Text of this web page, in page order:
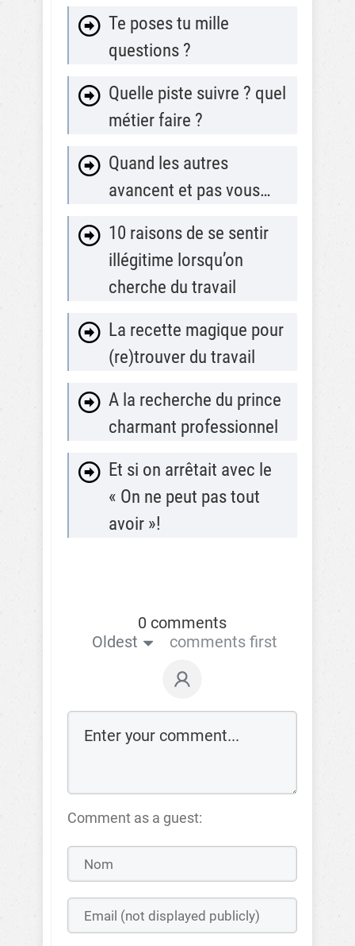
Te poses tu mille
questions ?
Quelle piste suivre ? quel
métier faire ?
Quand les autres
avancent et pas vous…
10 raisons de se sentir
illégitime lorsqu’on
cherche du travail
La recette magique pour
(re)trouver du travail
A la recherche du prince
charmant professionnel
Et si on arrêtait avec le
« On ne peut pas tout
avoir »!
0 comments
Oldest
comments first
Comment as a guest: